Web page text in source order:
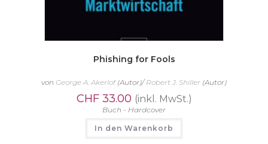
Phishing for Fools
von George A. Akerlof(Autor)/Robert J. Shiller (Autor)
CHF33.00 (inkl. MwSt.)
Buch - Hardcover
In den Warenkorb